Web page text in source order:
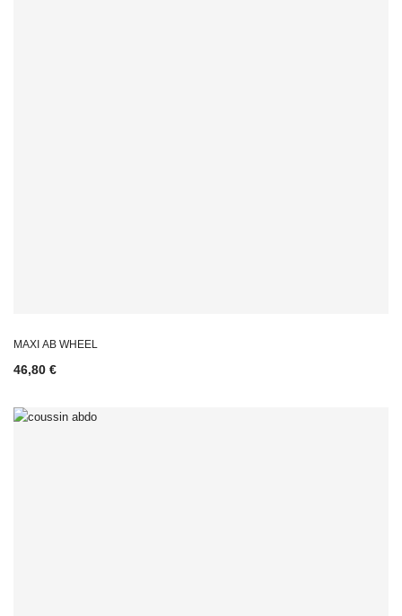
MAXI AB WHEEL
46,80 €